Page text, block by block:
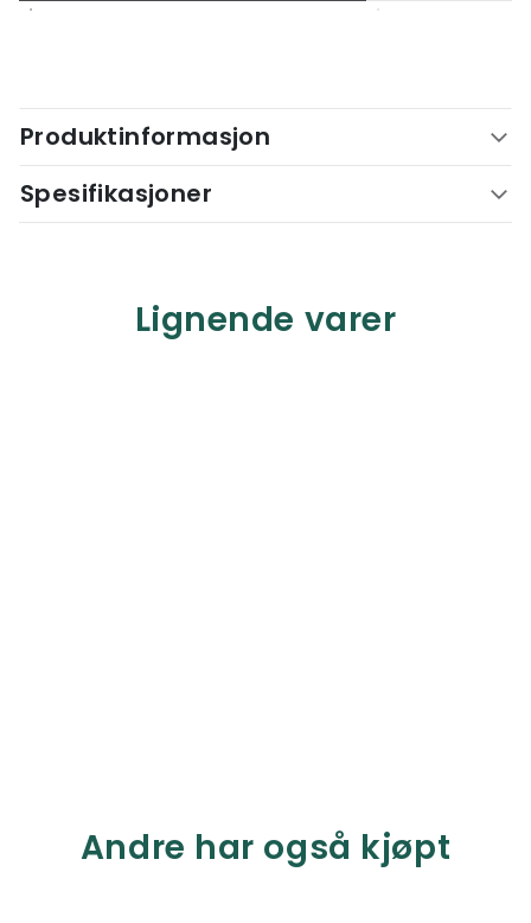
Produktinformasjon
Spesifikasjoner
Lignende varer
Andre har også kjøpt